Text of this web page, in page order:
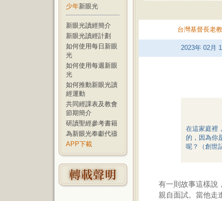
少年新眼光
新眼光讀經簡介
新眼光讀經計劃
如何使用每日新眼
光
如何使用每週新眼
光
如何推動新眼光讀
經運動
共同經課表及教會
節期簡介
研讀聖經參考書籍
為新眼光奉獻代禱
APP下載
台灣基督長老
2023年 02月
在這家庭裡
的，因為你
呢？（創世
有一則故事這樣說
親自面試。當他走